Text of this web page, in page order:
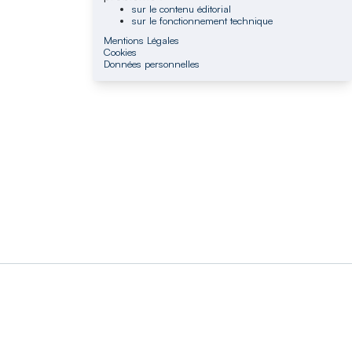
sur le contenu éditorial
sur le fonctionnement technique
Mentions Légales
Cookies
Données personnelles